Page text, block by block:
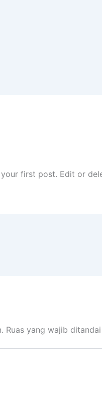
your first post. Edit or
Ruas yang wajib